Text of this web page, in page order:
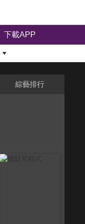
下載APP
綜藝排行